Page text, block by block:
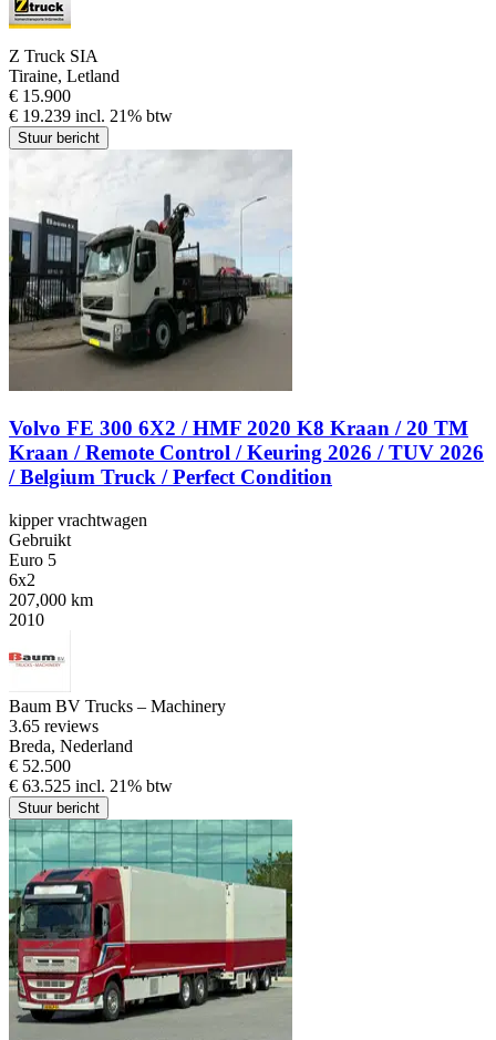
Z Truck SIA
Tiraine, Letland
€ 15.900
€ 19.239 incl. 21% btw
Stuur bericht
Volvo FE 300 6X2 / HMF 2020 K8 Kraan / 20 TM
Kraan / Remote Control / Keuring 2026 / TUV 2026
/ Belgium Truck / Perfect Condition
kipper vrachtwagen
Gebruikt
Euro 5
6x2
207,000 km
2010
Baum BV Trucks – Machinery
3.65 reviews
Breda, Nederland
€ 52.500
€ 63.525 incl. 21% btw
Stuur bericht